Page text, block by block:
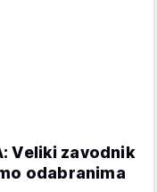
Veliki zavodnik
odabranima